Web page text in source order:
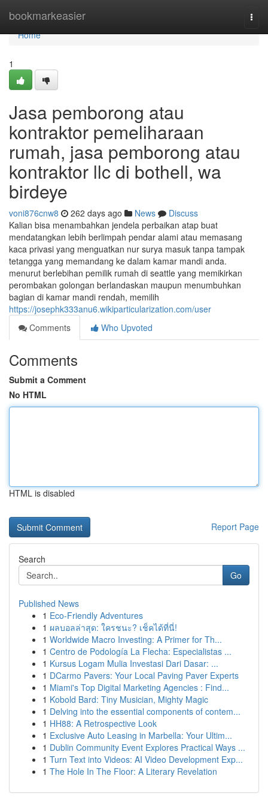
bookmarkeasier
Home
Home
1
Jasa pemborong atau
kontraktor pemeliharaan
rumah, jasa pemborong atau
kontraktor llc di bothell, wa
birdeye
voni876cnw8 262 days ago News
Discuss
Kalian bisa menambahkan jendela perbaikan atap buat
mendatangkan lebih berlimpah pendar alami atau memasang
kaca privasi yang menguatkan nur surya masuk tanpa tampak
tetangga yang memandang ke dalam kamar mandi anda.
menurut berlebihan pemilik rumah di seattle yang memikirkan
perombakan golongan berlandaskan maupun menumbuhkan
bagian di kamar mandi rendah, memilih
https://josephk333anu6.wikiparticularization.com/user
Comments
Who Upvoted
Comments
Submit a Comment
No HTML
HTML is disabled
Report Page
Search
Go
Published News
1 Eco-Friendly Adventures
1 ผลบอลล่าสุด: ใครชนะ? เช็คได้ที่นี่!
1 Worldwide Macro Investing: A Primer for Th...
1 Centro de Podología La Flecha: Especialistas ...
1 Kursus Logam Mulia Investasi Dari Dasar: ...
1 DCarmo Pavers: Your Local Paving Paver Experts
1 Miami's Top Digital Marketing Agencies : Find...
1 Kobold Bard: Tiny Musician, Mighty Magic
1 Delving into the essential components of contem...
1 HH88: A Retrospective Look
1 Exclusive Auto Leasing in Marbella: Your Ultim...
1 Dublin Community Event Explores Practical Ways ...
1 Turn Text into Videos: AI Video Development Exp...
1 The Hole In The Floor: A Literary Revelation